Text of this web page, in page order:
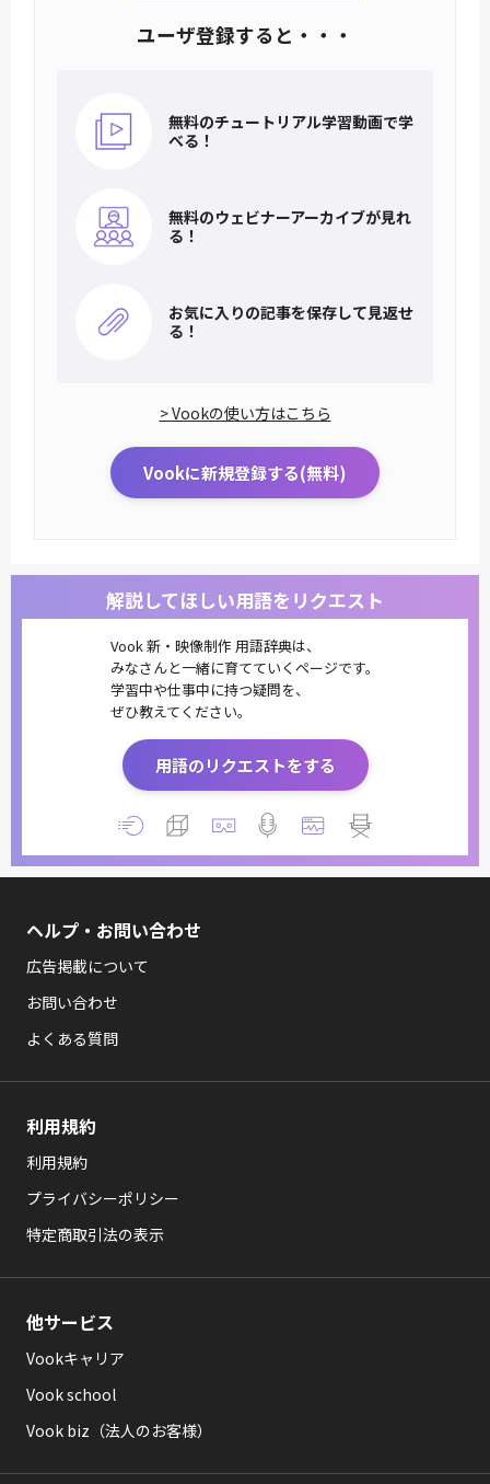
ユーザ登録すると・・・
無料のチュートリアル学習動画で学
べる！
無料のウェビナーアーカイブが見れ
る！
お気に入りの記事を保存して見返せ
る！
> Vookの使い方はこちら
Vookに新規登録する(無料)
解説してほしい用語をリクエスト
Vook 新・映像制作 用語辞典は、
みなさんと一緒に育てていくページです。
学習中や仕事中に持つ疑問を、
ぜひ教えてください。
用語のリクエストをする
ヘルプ・お問い合わせ
広告掲載について
お問い合わせ
よくある質問
利用規約
利用規約
プライバシーポリシー
特定商取引法の表示
他サービス
Vookキャリア
Vook school
Vook biz（法人のお客様）